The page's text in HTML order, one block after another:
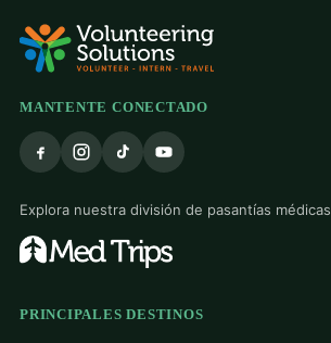
MANTENTE CONECTADO
Explora nuestra división de pasantías médicas
PRINCIPALES DESTINOS